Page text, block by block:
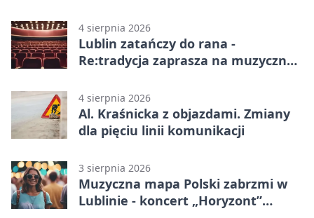
4 sierpnia 2026
Lublin zatańczy do rana -
Re:tradycja zaprasza na muzyczną
4 sierpnia 2026
Al. Kraśnicka z objazdami. Zmiany
dla pięciu linii komunikacji
3 sierpnia 2026
Muzyczna mapa Polski zabrzmi w
Lublinie - koncert „Horyzont”